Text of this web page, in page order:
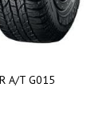
A/T G015